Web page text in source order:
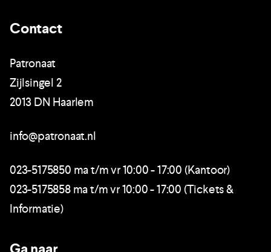
Contact
Patronaat
Zijlsingel 2
2013 DN Haarlem
info@patronaat.nl
023-5175850 ma t/m vr 10:00 - 17:00 (Kantoor)
023-5175858 ma t/m vr 10:00 - 17:00 (Tickets &
Informatie)